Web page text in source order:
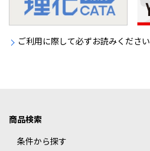
ご利用に際して必ずお読みください
商品検索
条件から探す